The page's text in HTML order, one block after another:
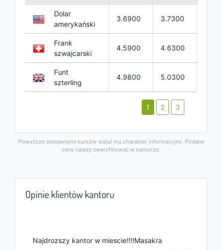
Dolar
amerykański
3.6900 3.7300
Frank
szwajcarski
4.5900 4.6300
Funt
szterling
4.9800 5.0300
1 2 3
Powyższe zestawienie kursów walut ma charakter informacyjny. Podane
ceny należy zweryfikować w kantorze.
Opinie klientów kantoru
Najdrozszy kantor w miescie!!!!Masakra